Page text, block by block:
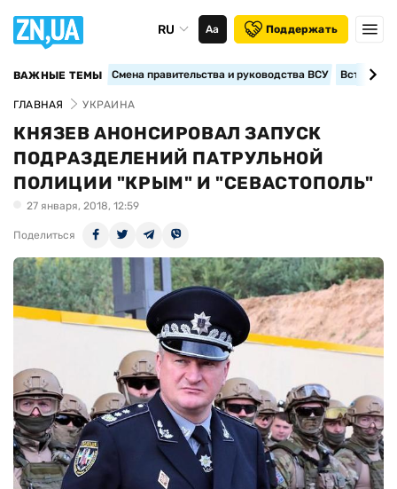
RU Аа Поддержать
ВАЖНЫЕ ТЕМЫ Смена правительства и руководства ВСУ
ГЛАВНАЯ УКРАИНА
КНЯЗЕВ АНОНСИРОВАЛ ЗАПУСК
ПОДРАЗДЕЛЕНИЙ ПАТРУЛЬНОЙ
ПОЛИЦИИ "КРЫМ" И "СЕВАСТОПОЛЬ"
27 января, 2018, 12:59
Поделиться